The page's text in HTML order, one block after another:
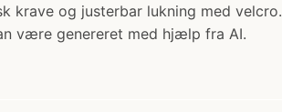
krave og justerbar lukning med
være genereret med hjælp fra AI.